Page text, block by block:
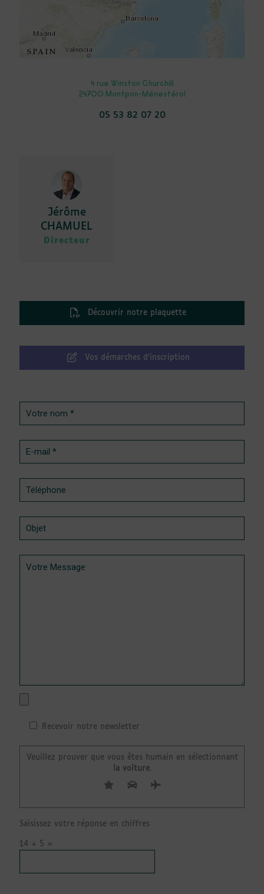
4 rue Winston Churchill
24700 Montpon-Ménestérol
05 53 82 07 20
Jérôme
CHAMUEL
Directeur
Découvrir notre plaquette
Vos démarches d’inscription
Recevoir notre newsletter
Veuillez prouver que vous êtes humain en sélectionnant
la voiture.
Saisissez votre réponse en chiffres
14 + 5 =